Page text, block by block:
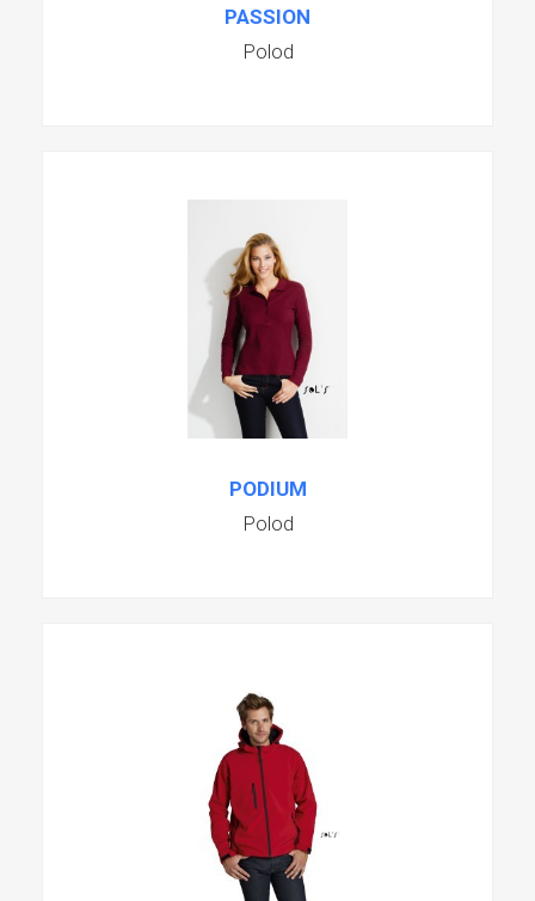
PASSION
Polod
PODIUM
Polod